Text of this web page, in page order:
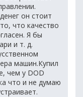
он стоит
что качество
Я бы
и т. д.
машин.Купил
чем у DOD
что и не думаю